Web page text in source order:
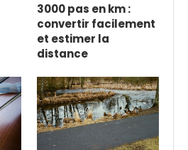
3000 pas en km :
convertir facilement
et estimer la
distance